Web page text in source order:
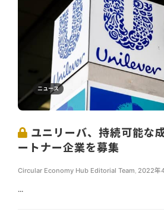
ニュース
ユニリーバ、持続可能な
ートナー企業を募集
Circular Economy Hub Editorial Team 2022年
...